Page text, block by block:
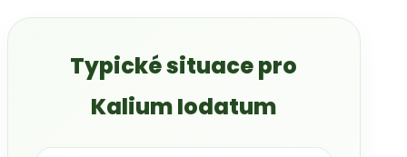
Typické situace pro
Kalium Iodatum